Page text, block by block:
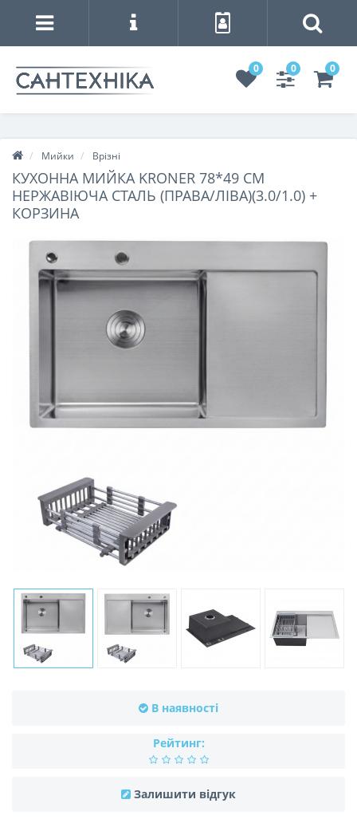
0 0 0
Мийки Врізні
КУХОННА МИЙКА KRONER 78*49 СМ
НЕРЖАВІЮЧА СТАЛЬ (ПРАВА/ЛІВА)(3.0/1.0) +
КОРЗИНА
В наявності
Рейтинг:
Залишити відгук